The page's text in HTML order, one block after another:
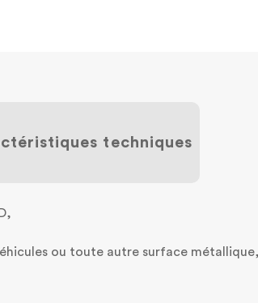
techniques
ou toute autre surface